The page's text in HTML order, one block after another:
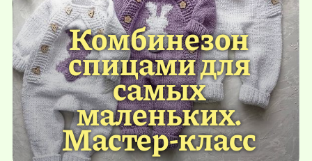
Комбинезон
спицами для
самых
маленьких.
Мастер-класс